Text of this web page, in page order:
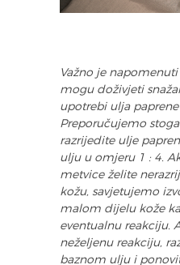
Važno je
mogu doživjeti
upotrebi ulja
Preporučujemo
razrijedite ulje
ulju u omjeru 1 : 4.
metvice želite
kožu, savjetujemo
malom dijelu kože
eventualnu reakciju.
neželjenu reakciju,
baznom ulju i